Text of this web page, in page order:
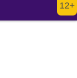
12+